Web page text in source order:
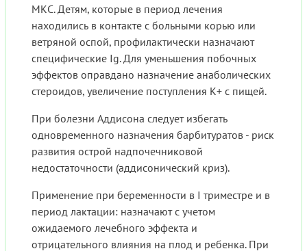
МКС. Детям, которые в период лечения
находились в контакте с больными корью или
ветряной оспой, профилактически назначают
специфические Ig. Для уменьшения побочных
эффектов оправдано назначение анаболических
стероидов, увеличение поступления K+ с пищей.
При болезни Аддисона следует избегать
одновременного назначения барбитуратов - риск
развития острой надпочечниковой
недостаточности (аддисонический криз).
Применение при беременности в I триместре и в
период лактации: назначают с учетом
ожидаемого лечебного эффекта и
отрицательного влияния на плод и ребенка. При